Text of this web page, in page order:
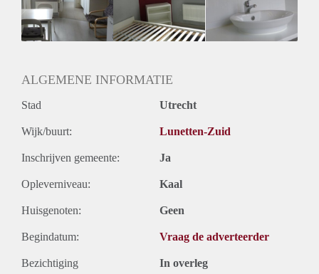
Huisgenoten: Nee
Geslacht huisgenoten: N.v.t.
ALGEMENE INFORMATIE
Stad Utrecht
Wijk/buurt: Lunetten-Zuid
Inschrijven gemeente: Ja
Opleverniveau: Kaal
Huisgenoten: Geen
Begindatum: Vraag de adverteerder
Bezichtiging In overleg